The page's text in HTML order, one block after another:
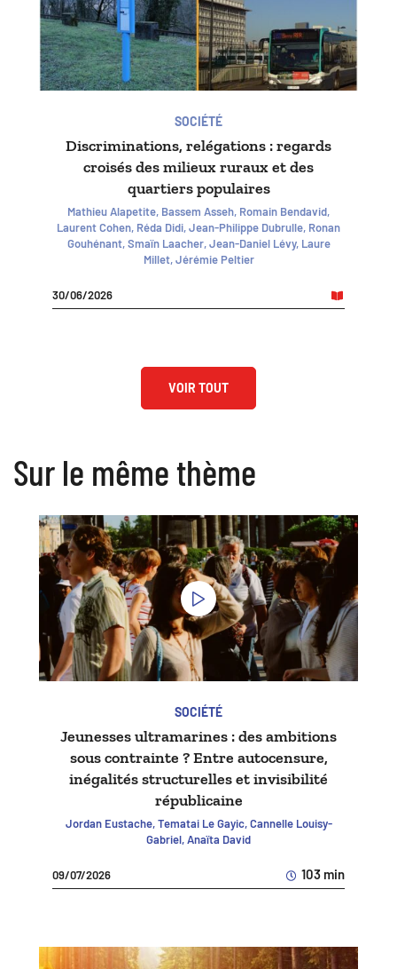
SOCIÉTÉ
Discriminations, relégations : regards
croisés des milieux ruraux et des
quartiers populaires
Mathieu Alapetite, Bassem Asseh, Romain Bendavid,
Laurent Cohen, Réda Didi, Jean-Philippe Dubrulle, Ronan
Gouhénant, Smaïn Laacher, Jean-Daniel Lévy, Laure
Millet, Jérémie Peltier
30/06/2026
VOIR TOUT
Sur le même thème
SOCIÉTÉ
Jeunesses ultramarines : des ambitions
sous contrainte ? Entre autocensure,
inégalités structurelles et invisibilité
républicaine
Jordan Eustache, Tematai Le Gayic, Cannelle Louisy-
Gabriel, Anaïta David
09/07/2026 103 min